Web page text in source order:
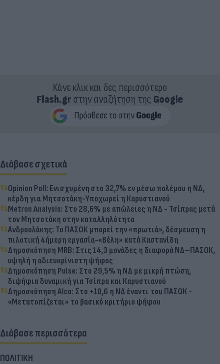
Κάνε κλικ και δες περισσότερο
Flash.grστην αναζήτηση της Google
Διάβασε σχετικά
Opinion Poll: Ενισχυμένη στο 32,7% εν μέσω πολέμου η ΝΔ,
κέρδη για Μητσοτάκη-Υποχωρεί η Καρυστιανού
Metron Analysis: Στο 28,6% με απώλειες η ΝΔ - Τσίπρας μετά
τον Μητσοτάκη στην καταλληλότητα
Ανδρουλάκης: Το ΠΑΣΟΚ μπορεί την «πρωτιά», δέσμευση η
πιλοτική 4ήμερη εργασία-«Βέλη» κατά Καστανίδη
Δημοσκόπηση MRB: Στις 14,3 μονάδες η διαφορά ΝΔ–ΠΑΣΟΚ,
υψηλή η αδιευκρίνιστη ψήφος
Δημοσκόπηση Pulse: Στο 29,5% η ΝΔ με μικρή πτώση,
διψήφια δυναμική για Τσίπρα και Καρυστιανού
Δημοσκόπηση Alco: Στο +10,6 η ΝΔ έναντι του ΠΑΣΟΚ -
«Μετατοπίζεται» το βασικό κριτήριο ψήφου
Διάβασε περισσότερα
ΠΟΛΙΤΙΚΗ